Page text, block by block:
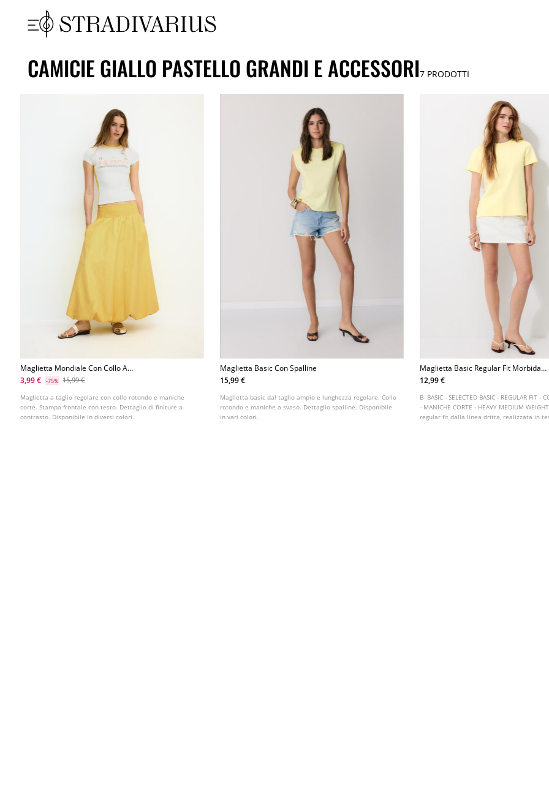
CAMICIE GIALLO PASTELLO GRANDI E ACCESSORI7 PRODOTTI
Maglietta Mondiale Con Collo A
Contrasto
3,99 € -75% 15,99 €
Maglietta a taglio regolare con collo rotondo e maniche
corte. Stampa frontale con testo. Dettaglio di finiture a
contrasto. Disponibile in diversi colori.
Maglietta Basic Con Spalline
15,99 €
Maglietta basic dal taglio ampio e lunghezza regolare. Collo
rotondo e maniche a svaso. Dettaglio spalline. Disponibile
in vari colori.
Maglietta Basic Regular Fit Morbida
Al Tatto
12,99 €
B- BASIC - SELECTED BASIC - REGULAR FIT -
- MANICHE CORTE - HEAVY MEDIUM
regular fit dalla linea dritta, realizzata in